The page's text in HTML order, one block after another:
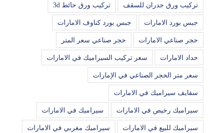
تركيب ورق جدران للسقف تركيب ورق حائط 3d
جبس بورد الامارات جبس بورد كناوف الامارات
حجر صناعي الامارات حجر صناعي سعر المتر
حداد الامارات سعر تركيب السيراميك في الامارات
سعر متر الحجر الصناعي في الإمارات
سفايف سيراميك في الامارات
سيراميك رخيص في الامارات سيراميك في الامارات
سيراميك للبيع في الامارات سيراميك مغربي في الامارات